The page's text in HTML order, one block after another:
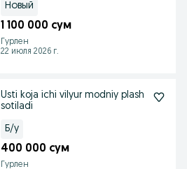
Новый
1 100 000 сум
Гурлен
22 июля 2026 г.
Usti koja ichi vilyur modniy plash
sotiladi
Б/у
400 000 сум
Гурлен